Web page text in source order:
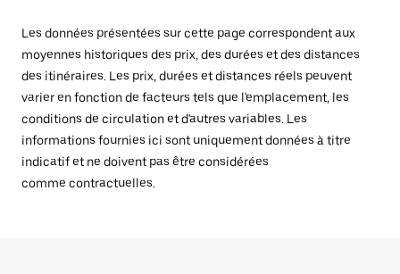
Les données présentées sur cette page correspondent aux
moyennes historiques des prix, des durées et des distances
des itinéraires. Les prix, durées et distances réels peuvent
varier en fonction de facteurs tels que l'emplacement, les
conditions de circulation et d'autres variables. Les
informations fournies ici sont uniquement données à titre
indicatif et ne doivent pas être considérées
comme contractuelles.